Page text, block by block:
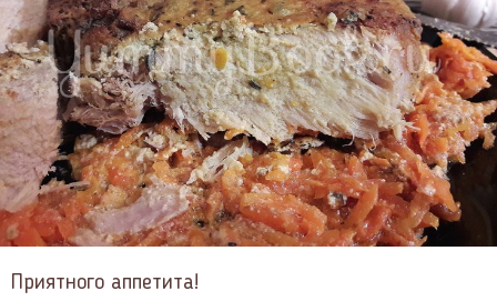
Приятного аппетита!